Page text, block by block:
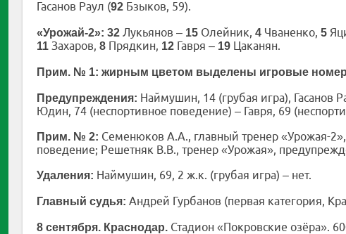
Гасанов Раул (92 Бзыков, 59).
«Урожай-2»: 32 Лукьянов – 15 Олейник, 4 Чваненко, 5
11 Захаров, 8 Прядкин, 12 Гавря – 19 Цаканян.
Прим. № 1: жирным цветом выделены игровые
Предупреждения: Наймушин, 14 (грубая игра), Гасанов
Юдин, 74 (неспортивное поведение) – Гавря, 69
Прим. № 2: Семенюков А.А., главный тренер «Урожая-
поведение; Решетняк В.В., тренер «Урожая»,
Удаления: Наймушин, 69, 2 ж.к. (грубая игра) – нет.
Главный судья: Андрей Гурбанов (первая категория,
8 сентября. Краснодар. Стадион «Покровские озёра».